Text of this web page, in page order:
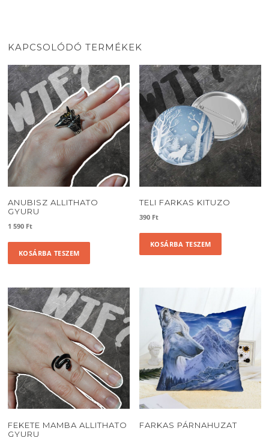
KAPCSOLÓDÓ TERMÉKEK
ANUBISZ ALLITHATO
GYURU
1 590 Ft
KOSÁRBA TESZEM
TELI FARKAS KITUZO
390 Ft
KOSÁRBA TESZEM
FEKETE MAMBA ALLITHATO
GYURU
FARKAS PÁRNAHUZAT